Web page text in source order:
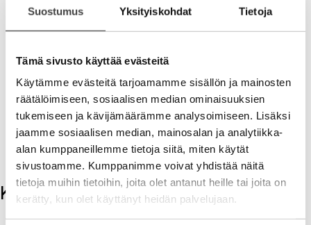
Suostumus Yksityiskohdat Tietoja
Tämä sivusto käyttää evästeitä
Käytämme evästeitä tarjoamamme sisällön ja mainosten
räätälöimiseen, sosiaalisen median ominaisuuksien
tukemiseen ja kävijämäärämme analysoimiseen. Lisäksi
jaamme sosiaalisen median, mainosalan ja analytiikka-
alan kumppaneillemme tietoja siitä, miten käytät
sivustoamme. Kumppanimme voivat yhdistää näitä
tietoja muihin tietoihin, joita olet antanut heille tai joita on
kerätty, kun olet käyttänyt heidän palvelujaan.
Olen vielä kaukana siitä, että kokisin sijoittamisen
kuluttua sitä voisi tehdä pääosan ajastaan. Toivotaan
vuosille. Kolmen vuoden kärvistelyn jälkeen olisi
syytäkin nähdä edessä parempia aikoja vaikka hyvin
näistäkin on selvitty.
V
Kommentit